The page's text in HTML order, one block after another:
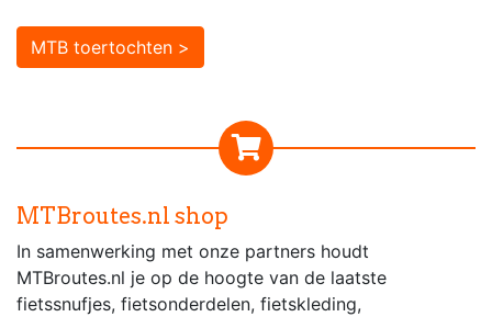
MTB toertochten >
MTBroutes.nl shop
In samenwerking met onze partners houdt
MTBroutes.nl je op de hoogte van de laatste
fietssnufjes, fietsonderdelen, fietskleding,